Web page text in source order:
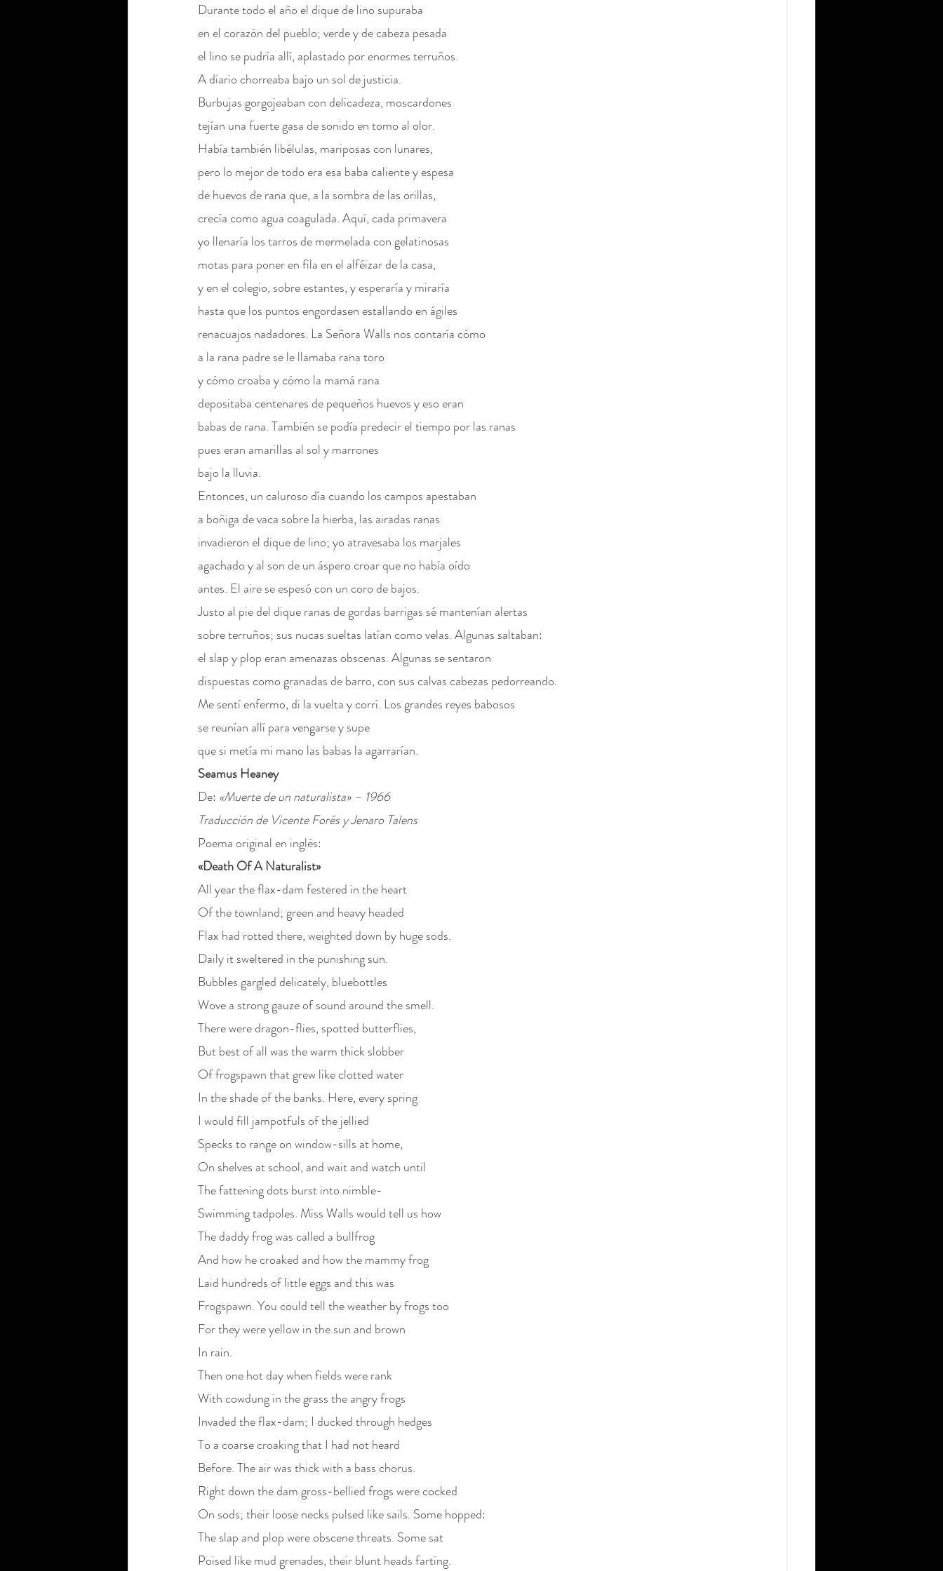
Pastel Temple Mixta
Durante todo el año el dique de lino supuraba
en el corazón del pueblo; verde y de cabeza pesada
el lino se pudría allí, aplastado por enormes terruños.
A diario chorreaba bajo un sol de justicia.
Burbujas gorgojeaban con delicadeza, moscardones
tejían una fuerte gasa de sonido en tomo al olor.
Había también libélulas, mariposas con lunares,
pero lo mejor de todo era esa baba caliente y espesa
de huevos de rana que, a la sombra de las orillas,
crecía como agua coagulada. Aquí, cada primavera
yo llenaría los tarros de mermelada con gelatinosas
motas para poner en fila en el alféizar de la casa,
y en el colegio, sobre estantes, y esperaría y miraría
hasta que los puntos engordasen estallando en ágiles
renacuajos nadadores. La Señora Walls nos contaría cómo
a la rana padre se le llamaba rana toro
y cómo croaba y cómo la mamá rana
depositaba centenares de pequeños huevos y eso eran
babas de rana. También se podía predecir el tiempo por las ranas
pues eran amarillas al sol y marrones
bajo la lluvia.
Entonces, un caluroso día cuando los campos apestaban
a boñiga de vaca sobre la hierba, las airadas ranas
invadieron el dique de lino; yo atravesaba los marjales
agachado y al son de un áspero croar que no había oído
antes. El aire se espesó con un coro de bajos.
Justo al pie del dique ranas de gordas barrigas sé mantenían alertas
sobre terruños; sus nucas sueltas latían como velas. Algunas saltaban:
el slap y plop eran amenazas obscenas. Algunas se sentaron
dispuestas como granadas de barro, con sus calvas cabezas pedorreando.
Me sentí enfermo, di la vuelta y corrí. Los grandes reyes babosos
se reunían allí para vengarse y supe
que si metía mi mano las babas la agarrarían.
Seamus Heaney
De: «Muerte de un naturalista» – 1966
Traducción de Vicente Forés y Jenaro Talens
Poema original en inglés:
«Death Of A Naturalist»
All year the flax-dam festered in the heart
Of the townland; green and heavy headed
Flax had rotted there, weighted down by huge sods.
Daily it sweltered in the punishing sun.
Bubbles gargled delicately, bluebottles
Wove a strong gauze of sound around the smell.
There were dragon-flies, spotted butterflies,
But best of all was the warm thick slobber
Of frogspawn that grew like clotted water
In the shade of the banks. Here, every spring
I would fill jampotfuls of the jellied
Specks to range on window-sills at home,
On shelves at school, and wait and watch until
The fattening dots burst into nimble-
Swimming tadpoles. Miss Walls would tell us how
The daddy frog was called a bullfrog
And how he croaked and how the mammy frog
Laid hundreds of little eggs and this was
Frogspawn. You could tell the weather by frogs too
For they were yellow in the sun and brown
In rain.
Then one hot day when fields were rank
With cowdung in the grass the angry frogs
Invaded the flax-dam; I ducked through hedges
To a coarse croaking that I had not heard
Before. The air was thick with a bass chorus.
Right down the dam gross-bellied frogs were cocked
On sods; their loose necks pulsed like sails. Some hopped:
The slap and plop were obscene threats. Some sat
Poised like mud grenades, their blunt heads farting.